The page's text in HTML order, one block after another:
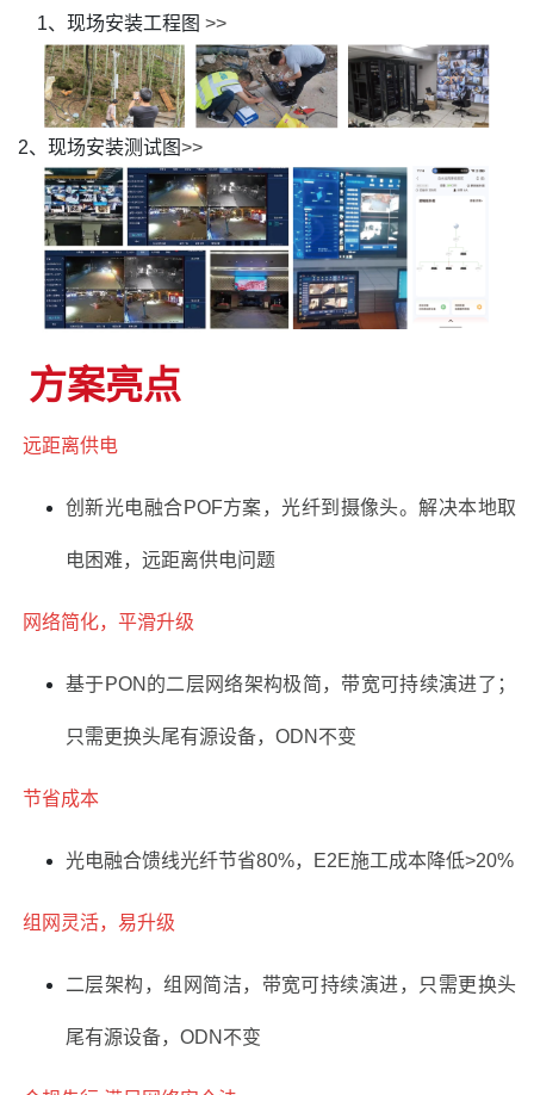
1、现场安装工程图 >>
2、现场安装测试图>>
方案亮点
远距离供电
创新光电融合POF方案，光纤到摄像头。解决本地取
电困难，远距离供电问题
网络简化，平滑升级
基于PON的二层网络架构极简，带宽可持续演进了；
只需更换头尾有源设备，ODN不变
节省成本
光电融合馈线光纤节省80%，E2E施工成本降低>20%
组网灵活，易升级
二层架构，组网简洁，带宽可持续演进，只需更换头
尾有源设备，ODN不变